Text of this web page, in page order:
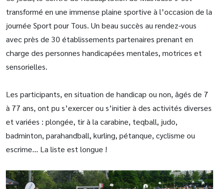
transformé en une immense plaine sportive à l’occasion de la
journée Sport pour Tous. Un beau succès au rendez-vous
avec près de 30 établissements partenaires prenant en
charge des personnes handicapées mentales, motrices et
sensorielles.
Les participants, en situation de handicap ou non, âgés de 7
à 77 ans, ont pu s’exercer ou s’initier à des activités diverses
etvariées : plongée, tir à la carabine, teqball, judo,
badminton, parahandball, kurling, pétanque, cyclisme ou
escrime… La liste est longue !